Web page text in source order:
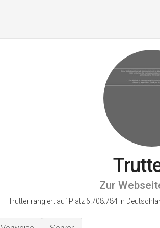
Zur
Trutter rangiert auf Platz 6.708.784 in